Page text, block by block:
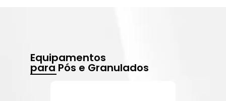
Equipamentos
para Pós e Granulados